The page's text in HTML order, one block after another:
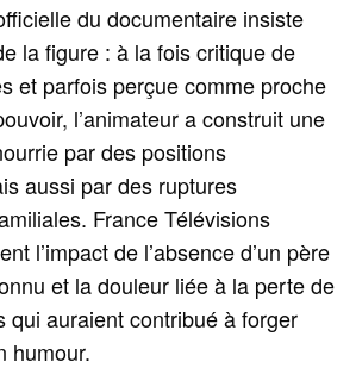
du documentaire insiste
la figure : à la fois critique de
et parfois perçue comme proche
l’animateur a construit une
par des positions
aussi par des ruptures
France Télévisions
l’impact de l’absence d’un père
et la douleur liée à la perte de
qui auraient contribué à forger
humour.